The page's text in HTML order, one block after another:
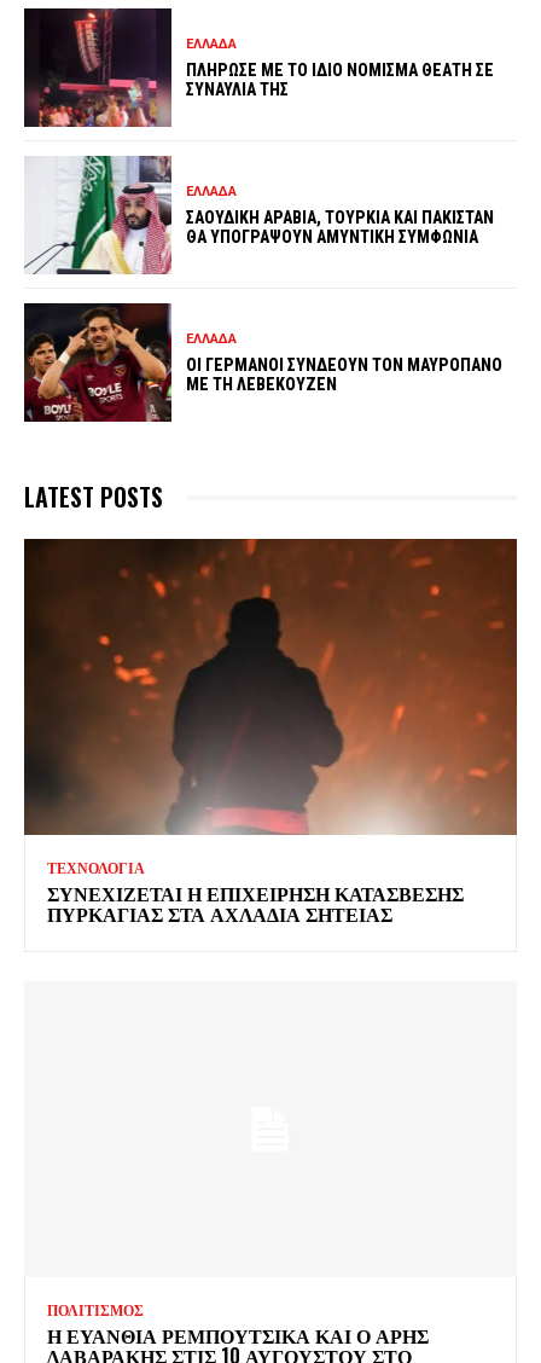
ΕΛΛΑΔΑ
ΠΛΗΡΩΣΕ ΜΕ ΤΟ ΙΔΙΟ ΝΟΜΙΣΜΑ ΘΕΑΤΗ ΣΕ
ΣΥΝΑΥΛΙΑ ΤΗΣ
ΕΛΛΑΔΑ
ΣΑΟΥΔΙΚΗ ΑΡΑΒΙΑ, ΤΟΥΡΚΙΑ ΚΑΙ ΠΑΚΙΣΤΑΝ
ΘΑ ΥΠΟΓΡΑΨΟΥΝ ΑΜΥΝΤΙΚΗ ΣΥΜΦΩΝΙΑ
ΕΛΛΑΔΑ
ΟΙ ΓΕΡΜΑΝΟΙ ΣΥΝΔΕΟΥΝ ΤΟΝ ΜΑΥΡΟΠΑΝΟ
ΜΕ ΤΗ ΛΕΒΕΚΟΥΖΕΝ
LATEST POSTS
ΤΕΧΝΟΛΟΓΙΑ
ΣΥΝΕΧΙΖΕΤΑΙ Η ΕΠΙΧΕΙΡΗΣΗ ΚΑΤΑΣΒΕΣΗΣ
ΠΥΡΚΑΓΙΑΣ ΣΤΑ ΑΧΛΑΔΙΑ ΣΗΤΕΙΑΣ
ΠΟΛΙΤΙΣΜΟΣ
Η ΕΥΑΝΘΙΑ ΡΕΜΠΟΥΤΣΙΚΑ ΚΑΙ Ο ΑΡΗΣ
ΔΑΒΑΡΑΚΗΣ ΣΤΙΣ 10 ΑΥΓΟΥΣΤΟΥ ΣΤΟ